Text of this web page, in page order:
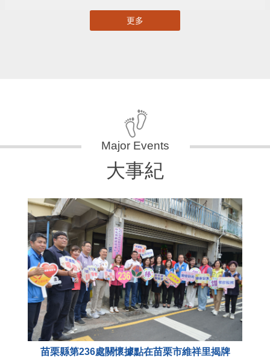
更多
大事紀
苗栗縣第236處關懷據點在苗栗市維祥里揭牌